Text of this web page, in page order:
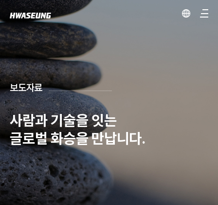
보도자료
사람과 기술을 잇는
글로벌 화승을 만납니다.